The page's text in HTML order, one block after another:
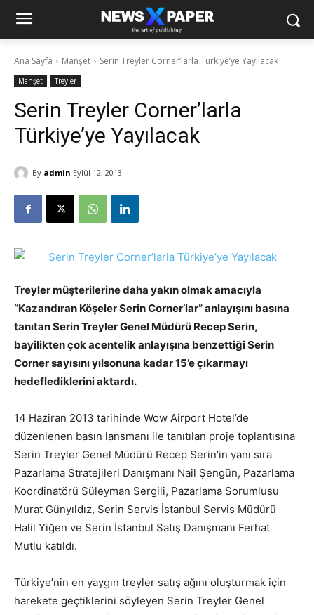
Ana Sayfa Manşet Serin Treyler Corner’larla Türkiye’ye Yayılacak
Manşet Treyler
Serin Treyler Corner’larla
Türkiye’ye Yayılacak
By admin Eylül 12, 2013
Treyler müşterilerine daha yakın olmak amacıyla
“Kazandıran Köşeler Serin Corner’lar” anlayışını basına
tanıtan Serin Treyler Genel Müdürü Recep Serin,
bayilikten çok acentelik anlayışına benzettiği Serin
Corner sayısını yılsonuna kadar 15’e çıkarmayı
hedeflediklerini aktardı.
14 Haziran 2013 tarihinde Wow Airport Hotel’de
düzenlenen basın lansmanı ile tanıtılan proje toplantısına
Serin Treyler Genel Müdürü Recep Serin’in yanı sıra
Pazarlama Stratejileri Danışmanı Nail Şengün, Pazarlama
Koordinatörü Süleyman Sergili, Pazarlama Sorumlusu
Murat Günyıldız, Serin Servis İstanbul Servis Müdürü
Halil Yiğen ve Serin İstanbul Satış Danışmanı Ferhat
Mutlu katıldı.
Türkiye’nin en yaygın treyler satış ağını oluşturmak için
harekete geçtiklerini söyleyen Serin Treyler Genel